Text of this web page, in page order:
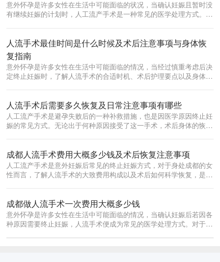
意外怀孕是许多女性在生活中可能面临的状况，当确认妊娠且暂时没
有继续妊娠的计划时，人工流产手术是一种常见的医学处理方式。在
人流手术最佳时间是什么时候及术后注意事项与身体恢
复指南
意外怀孕是许多女性在生活中可能面临的情况，当经过慎重考虑后决
定终止妊娠时，了解人流手术的合适时机、术后护理要点以及身体恢
人流手术后需要多久恢复及日常注意事项有哪些
人工流产手术是避孕失败后的一种补救措施，也是因医学原因终止妊
娠的常见方式。无论出于何种原因接受了这一手术，术后身体的恢复
成都人流手术费用大概多少钱及术后恢复注意事项
人工流产手术是意外妊娠后常见的终止妊娠方式，对于身处成都的女
性而言，了解人流手术的大致费用构成以及术后如何科学恢复，是做
成都做人流手术一次费用大概多少钱
意外怀孕是许多女性在生活中可能面临的情况，当确认妊娠后若因各
种原因需要终止妊娠，人流手术便成为常见的医学处理方式。对于身